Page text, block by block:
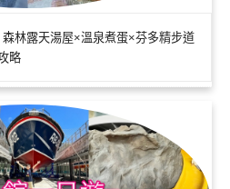
林露天湯屋×溫泉煮蛋×芬多精步道
略